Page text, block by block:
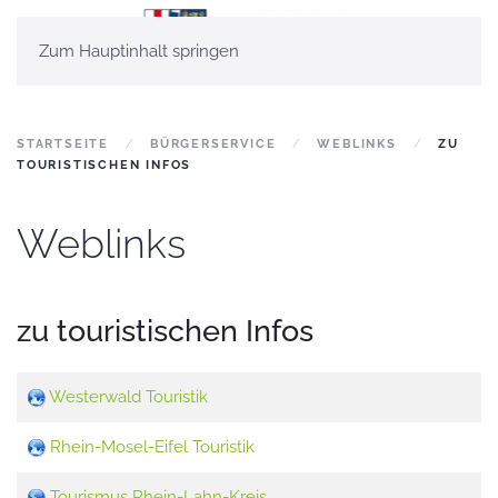
Zum Hauptinhalt springen
STARTSEITE BÜRGERSERVICE WEBLINKS
ZU
TOURISTISCHEN INFOS
Weblinks
zu touristischen Infos
Westerwald Touristik
Rhein-Mosel-Eifel Touristik